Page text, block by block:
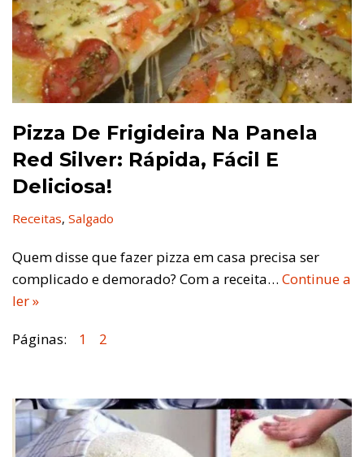
Pizza De Frigideira Na Panela
Red Silver: Rápida, Fácil E
Deliciosa!
Receitas, Salgado
Quem disse que fazer pizza em casa precisa ser
complicado e demorado? Com a receita… Continue a
ler »
Páginas: 1 2